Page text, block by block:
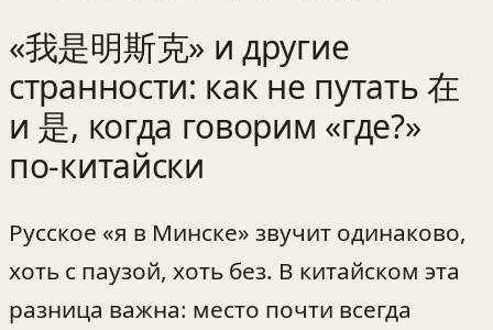
«我是明斯克» и другие
странности: как не путать 在
и 是, когда говорим «где?»
по‑китайски
Русское «я в Минске» звучит одинаково,
хоть с паузой, хоть без. В китайском эта
разница важна: место почти всегда